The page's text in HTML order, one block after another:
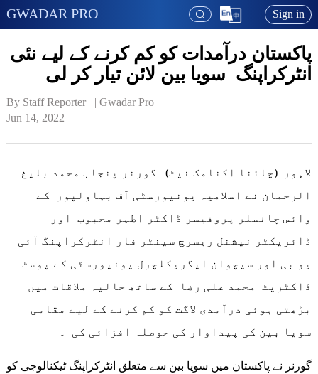
GWADAR PRO Sign in
پاکستان درآمدات کو کم کرنے کے لیے نئی
انٹرکراپنگ سویا بین لائن تیار کر لی
By Staff Reporter   | Gwadar Pro
Jun 14, 2022
لاہور (چائنا اکنامک نیٹ) گورنر پنجاب محمد بلیغ
الرحمان نے اسلامیہ یونیورسٹی آف بہاولپور کے
وائس چانسلر پروفیسر ڈاکٹر اطہر محبوب اور
ڈائریکٹر نیشنل ریسرچ سینٹر فار انٹرکراپنگ آئی
یو بی اور سیچوان ایگریکلچرل یونیورسٹی کے پوسٹ
ڈاکٹریٹ محمد علی رضا کے ساتھ حالیہ ملاقات میں
بڑھتی ہوئی درآمدی لاگت کو کم کرنے کے لیے مقامی
سویا بین کی پیداوار کی حوصلہ افزائی کی ۔
گورنر نے پاکستان میں سویا بین سے متعلق انٹرکراپنگ ٹیکنالوجی کو